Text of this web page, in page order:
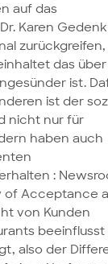
auf das
Karen Gedenk
zurückgreifen,
das über
ist.
ist der
nicht nur für
haben auch
:
of Acceptance
von Kunden
beeinflusst
also der